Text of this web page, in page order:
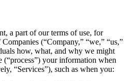
a part of our terms of use, for
(“Company,” “we,” “us,”
how, what, and why we might
(“process”) your information when
“Services”), such as when you: